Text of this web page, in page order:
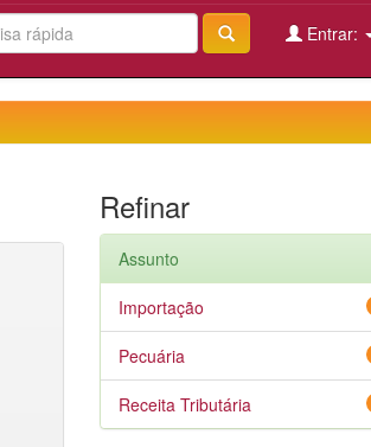
Entrar:
Refinar
Assunto
Importação
Pecuária
Receita Tributária